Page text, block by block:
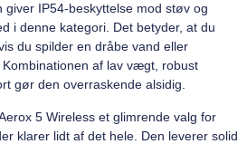
IP54-beskyttelse mod støv og
i denne kategori. Det betyder, at du
du spilder en dråbe vand eller
af lav vægt, robust
gør den overraskende alsidig.
5 Wireless et glimrende valg for
klarer lidt af det hele. Den leverer solid